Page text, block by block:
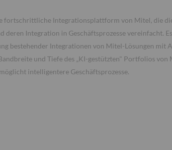
fortschrittliche Integrationsplattform von Mitel, die
Integration in Geschäftsprozesse vereinfacht.
bestehender Integrationen von Mitel-Lösungen mit
und Tiefe des „KI-gestützten" Portfolios
intelligentere Geschäftsprozesse.